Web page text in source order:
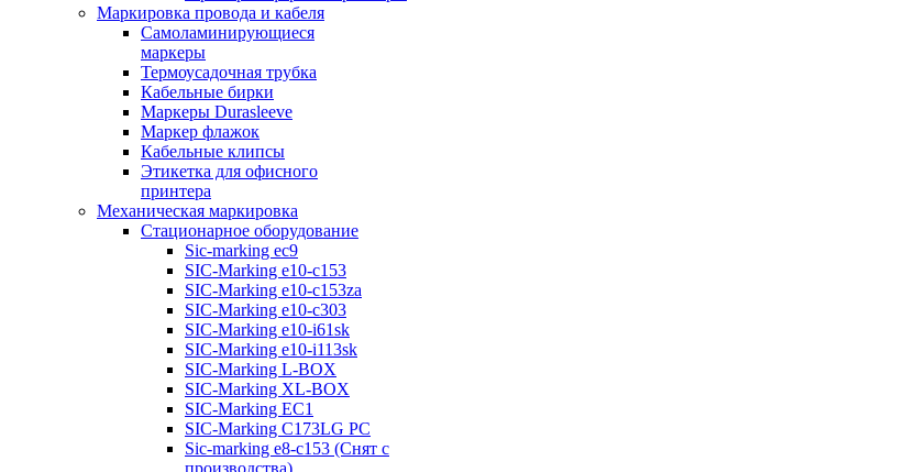
Маркировка провода и кабеля
Самоламинирующиеся
маркеры
Термоусадочная трубка
Кабельные бирки
Маркеры Durasleeve
Маркер флажок
Кабельные клипсы
Этикетка для офисного
принтера
Механическая маркировка
Стационарное оборудование
Sic-marking ec9
SIC-Marking e10-c153
SIC-Marking e10-c153za
SIC-Marking e10-c303
SIC-Marking e10-i61sk
SIC-Marking e10-i113sk
SIC-Marking L-BOX
SIC-Marking XL-BOX
SIC-Marking EC1
SIC-Marking C173LG PC
Sic-marking e8-c153 (Снят с
производства)